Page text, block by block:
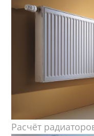
Расчёт